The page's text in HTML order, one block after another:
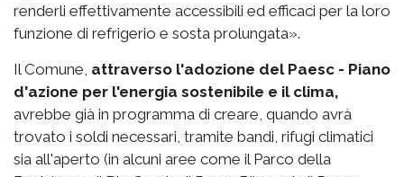
renderli effettivamente accessibili ed efficaci per la loro
funzione di refrigerio e sosta prolungata».
Il Comune, attraverso l'adozione del Paesc - Piano
d'azione per l'energia sostenibile e il clima,
avrebbe già in programma di creare, quando avrà
trovato i soldi necessari, tramite bandi, rifugi climatici
sia all'aperto (in alcuni aree come il Parco della